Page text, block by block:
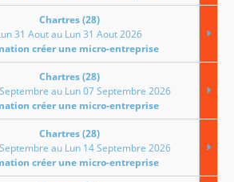
Chartres (28)
31 Aout au Lun 31 Aout 2026
créer une micro-entreprise
Chartres (28)
au Lun 07 Septembre 2026
créer une micro-entreprise
Chartres (28)
au Lun 14 Septembre 2026
créer une micro-entreprise